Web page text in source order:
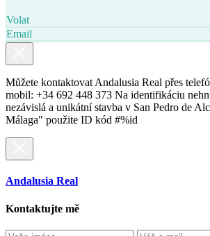
Volat
Email
Můžete kontaktovat Andalusia Real přes
mobil: +34 692 448 373 Na identifikáciu
nezávislá a unikátní stavba v San Pedro de
Málaga" použite ID kód #%id
Andalusia Real
Kontaktujte mě